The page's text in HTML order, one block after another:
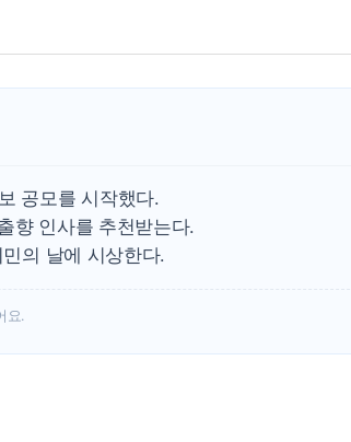
日
"
공모를 시작했다.
향 인사를 추천받는다.
의 날에 시상한다.
요.